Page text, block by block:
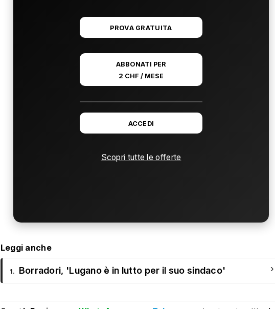
PROVA GRATUITA
ABBONATI PER
2 CHF / MESE
ACCEDI
Scopri tutte le offerte
Leggi anche
1. Borradori, 'Lugano è in lutto per il suo sindaco' ›